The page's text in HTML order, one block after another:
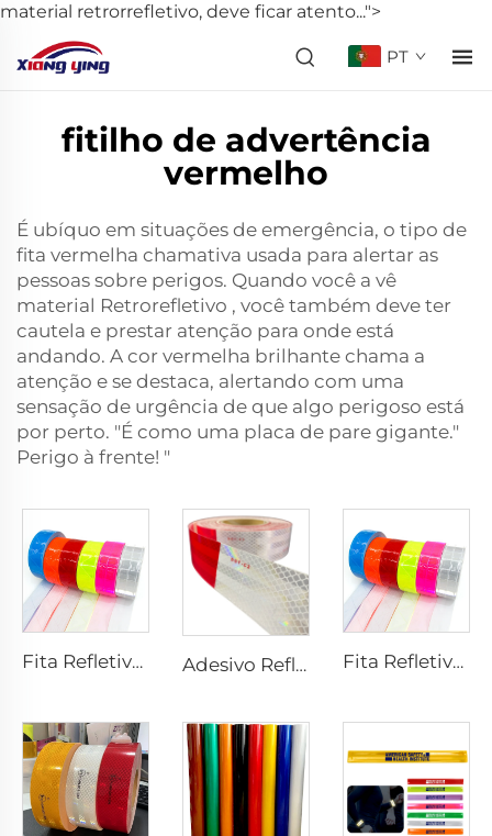
material retrorrefletivo, deve ficar atento...">
PT
fitilho de advertência
vermelho
É ubíquo em situações de emergência, o tipo de
fita vermelha chamativa usada para alertar as
pessoas sobre perigos. Quando você a vê
material Retrorefletivo , você também deve ter
cautela e prestar atenção para onde está
andando. A cor vermelha brilhante chama a
atenção e se destaca, alertando com uma
sensação de urgência de que algo perigoso está
por perto. "É como uma placa de pare gigante."
Perigo à frente! "
Fita Refletiva Xadrez de PVC para Costurar, Tecido Refletivo para Jaquetas, Coletes e Bolsas Adesivo Refletivo Vermelho e Branco, Fita Refletora, Fita Refletiva Dot C2 para Caminhão Fita Refletiva Xadrez de PVC para Costurar, Tecido Refletivo para Jaquetas, Coletes e Bolsas